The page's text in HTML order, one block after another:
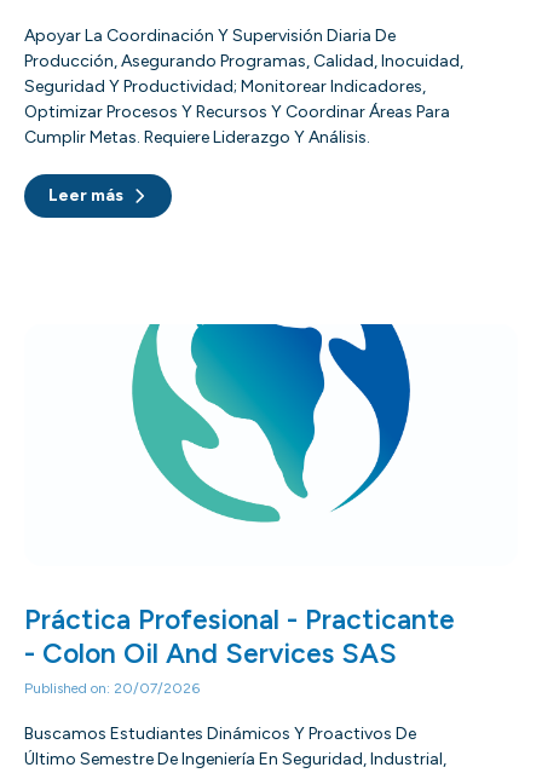
Apoyar La Coordinación Y Supervisión Diaria De
Producción, Asegurando Programas, Calidad, Inocuidad,
Seguridad Y Productividad; Monitorear Indicadores,
Optimizar Procesos Y Recursos Y Coordinar Áreas Para
Cumplir Metas. Requiere Liderazgo Y Análisis.
Leer más
Práctica Profesional - Practicante
- Colon Oil And Services SAS
Published on: 20/07/2026
Buscamos Estudiantes Dinámicos Y Proactivos De
Último Semestre De Ingeniería En Seguridad, Industrial,